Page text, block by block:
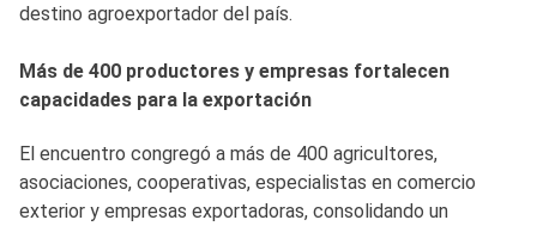
destino agroexportador del país.
Más de 400 productores y empresas fortalecen
capacidades para la exportación
El encuentro congregó a más de 400 agricultores,
asociaciones, cooperativas, especialistas en comercio
exterior y empresas exportadoras, consolidando un